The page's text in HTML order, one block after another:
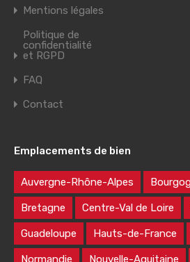
Mentions légales
Politique de
confidentialité
et RGPD
FAQ
Contact
Emplacements de bien
Auvergne-Rhône-Alpes
Bretagne Centre-Val de Loire
Guadeloupe Hauts-de-France
Normandie Nouvelle-Aquitaine